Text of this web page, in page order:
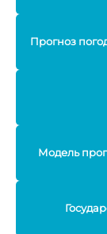
Прогноз
Модель